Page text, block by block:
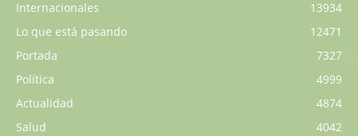
Internacionales
13934
Lo que está pasando
12471
Portada
7327
Política
4999
Actualidad
4874
Salud
4042